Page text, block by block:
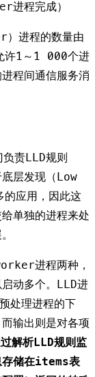
程完成）
进程的数量由
1～1 000个进
程间通信服务消
责LLD规则
层发现（Low
应用，因此这
单独的进程来处
进程两种，
动多个。LLD进
处理进程的下
输出则是对各项
解析LLD规则监
存储在items表